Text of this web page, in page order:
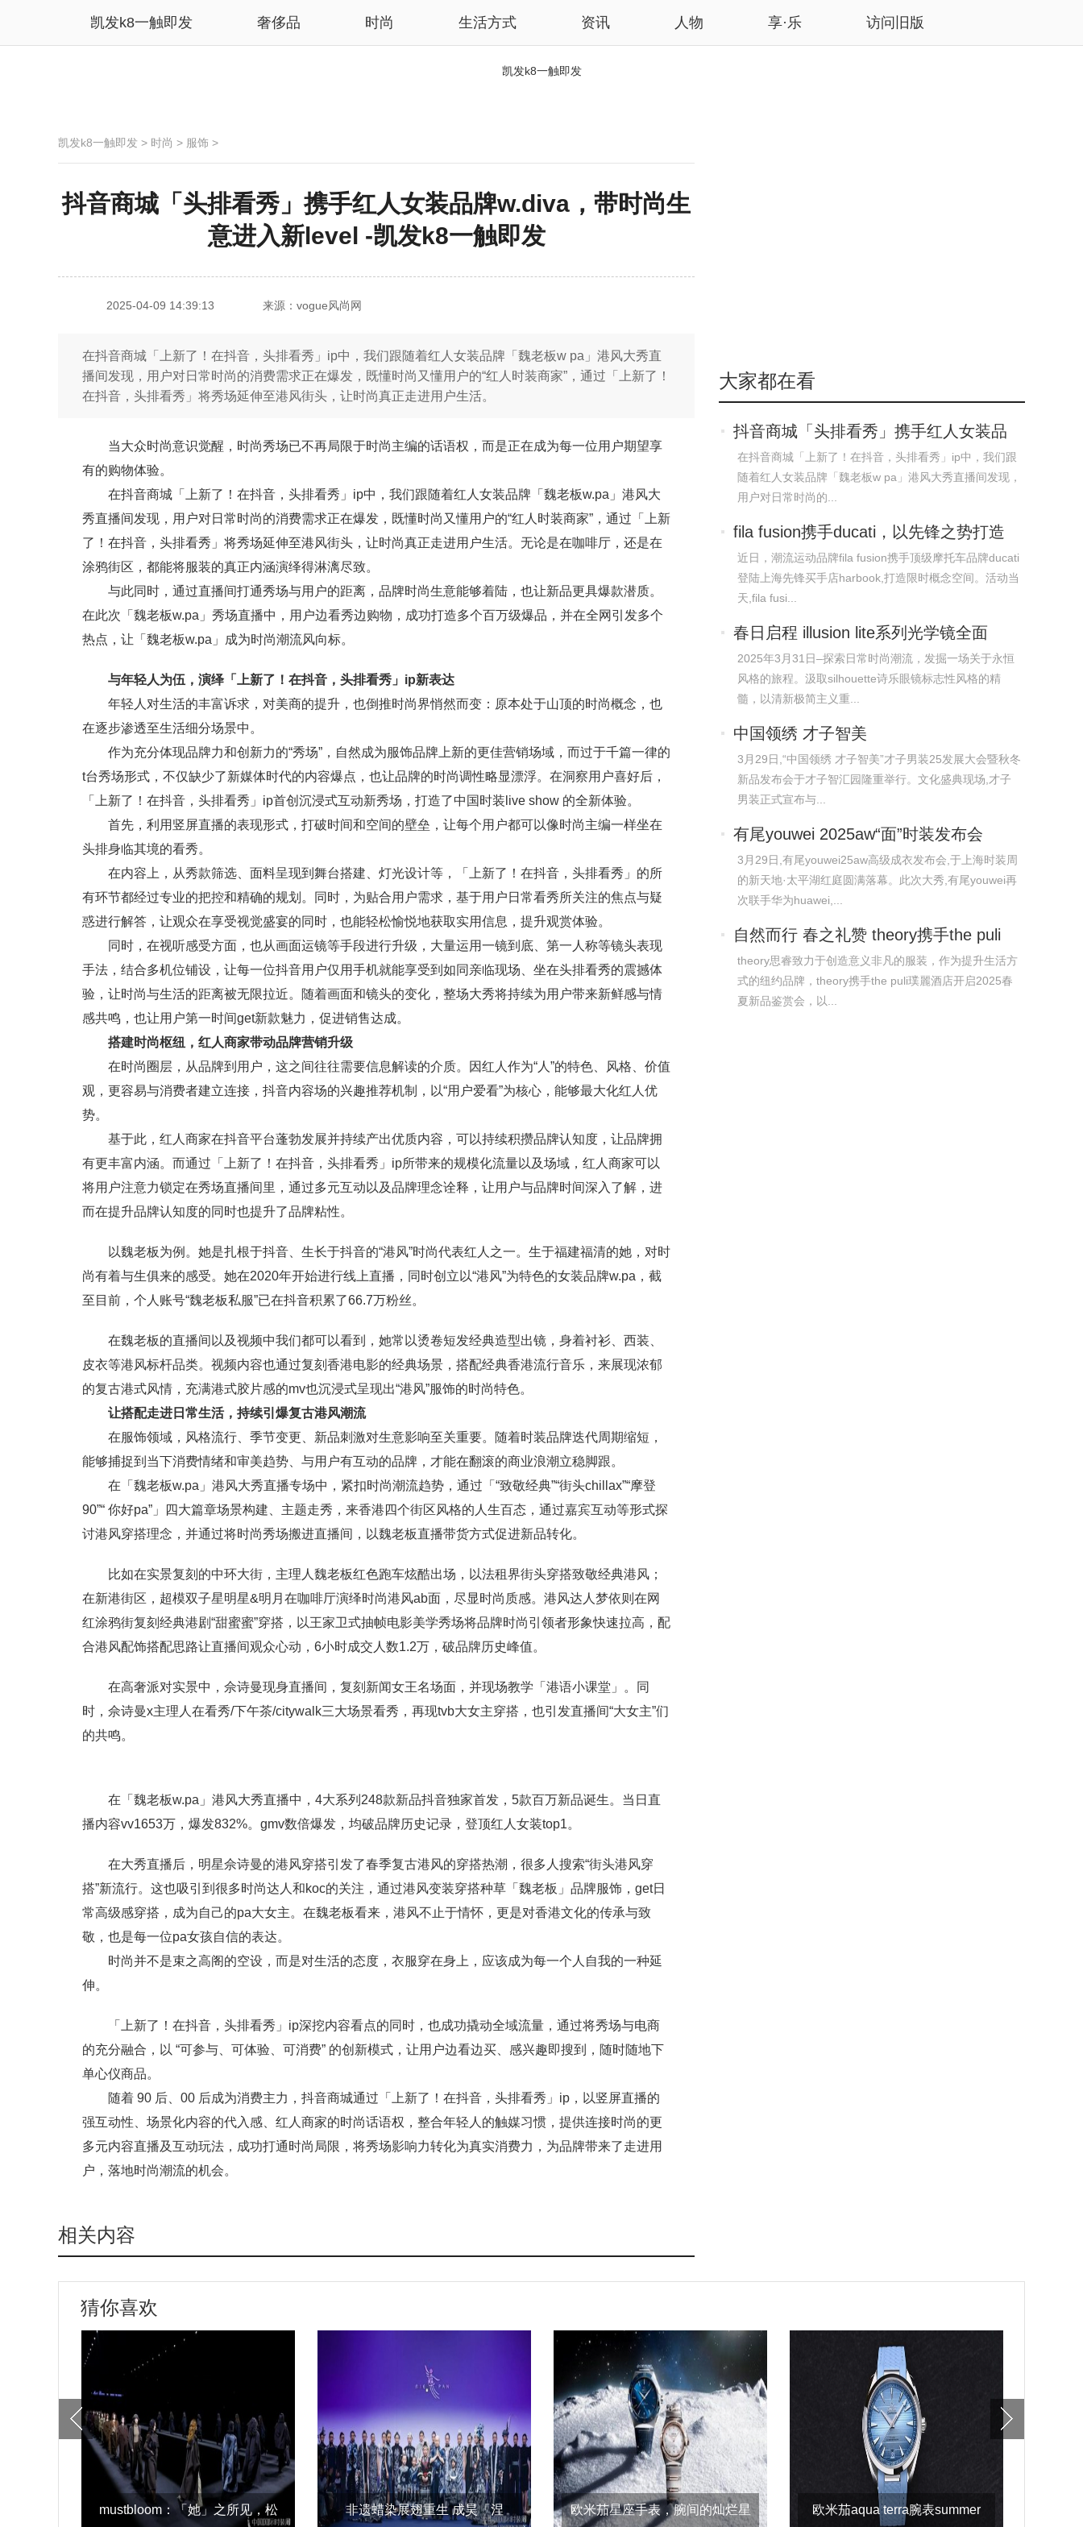
凯发k8一触即发 奢侈品 时尚 生活方式 资讯 人物 享·乐 访问旧版
凯发k8一触即发
凯发k8一触即发 > 时尚 > 服饰 >
抖音商城「头排看秀」携手红人女装品牌w.diva，带时尚生
意进入新level -凯发k8一触即发
2025-04-09 14:39:13 来源：vogue风尚网
在抖音商城「上新了！在抖音，头排看秀」ip中，我们跟随着红人女装品牌「魏老板w pa」港风大秀直
播间发现，用户对日常时尚的消费需求正在爆发，既懂时尚又懂用户的“红人时装商家”，通过「上新了！
在抖音，头排看秀」将秀场延伸至港风街头，让时尚真正走进用户生活。
当大众时尚意识觉醒，时尚秀场已不再局限于时尚主编的话语权，而是正在成为每一位用户期望享
有的购物体验。
在抖音商城「上新了！在抖音，头排看秀」ip中，我们跟随着红人女装品牌「魏老板w.pa」港风大
秀直播间发现，用户对日常时尚的消费需求正在爆发，既懂时尚又懂用户的“红人时装商家”，通过「上新
了！在抖音，头排看秀」将秀场延伸至港风街头，让时尚真正走进用户生活。无论是在咖啡厅，还是在
涂鸦街区，都能将服装的真正内涵演绎得淋漓尽致。
与此同时，通过直播间打通秀场与用户的距离，品牌时尚生意能够着陆，也让新品更具爆款潜质。
在此次「魏老板w.pa」秀场直播中，用户边看秀边购物，成功打造多个百万级爆品，并在全网引发多个
热点，让「魏老板w.pa」成为时尚潮流风向标。
与年轻人为伍，演绎「上新了！在抖音，头排看秀」ip新表达
年轻人对生活的丰富诉求，对美商的提升，也倒推时尚界悄然而变：原本处于山顶的时尚概念，也
在逐步渗透至生活细分场景中。
作为充分体现品牌力和创新力的“秀场”，自然成为服饰品牌上新的更佳营销场域，而过于千篇一律的
t台秀场形式，不仅缺少了新媒体时代的内容爆点，也让品牌的时尚调性略显漂浮。在洞察用户喜好后，
「上新了！在抖音，头排看秀」ip首创沉浸式互动新秀场，打造了中国时装live show 的全新体验。
首先，利用竖屏直播的表现形式，打破时间和空间的壁垒，让每个用户都可以像时尚主编一样坐在
头排身临其境的看秀。
在内容上，从秀款筛选、面料呈现到舞台搭建、灯光设计等，「上新了！在抖音，头排看秀」的所
有环节都经过专业的把控和精确的规划。同时，为贴合用户需求，基于用户日常看秀所关注的焦点与疑
惑进行解答，让观众在享受视觉盛宴的同时，也能轻松愉悦地获取实用信息，提升观赏体验。
同时，在视听感受方面，也从画面运镜等手段进行升级，大量运用一镜到底、第一人称等镜头表现
手法，结合多机位铺设，让每一位抖音用户仅用手机就能享受到如同亲临现场、坐在头排看秀的震撼体
验，让时尚与生活的距离被无限拉近。随着画面和镜头的变化，整场大秀将持续为用户带来新鲜感与情
感共鸣，也让用户第一时间get新款魅力，促进销售达成。
搭建时尚枢纽，红人商家带动品牌营销升级
在时尚圈层，从品牌到用户，这之间往往需要信息解读的介质。因红人作为“人”的特色、风格、价值
观，更容易与消费者建立连接，抖音内容场的兴趣推荐机制，以“用户爱看”为核心，能够最大化红人优
势。
基于此，红人商家在抖音平台蓬勃发展并持续产出优质内容，可以持续积攒品牌认知度，让品牌拥
有更丰富内涵。而通过「上新了！在抖音，头排看秀」ip所带来的规模化流量以及场域，红人商家可以
将用户注意力锁定在秀场直播间里，通过多元互动以及品牌理念诠释，让用户与品牌时间深入了解，进
而在提升品牌认知度的同时也提升了品牌粘性。
以魏老板为例。她是扎根于抖音、生长于抖音的“港风”时尚代表红人之一。生于福建福清的她，对时
尚有着与生俱来的感受。她在2020年开始进行线上直播，同时创立以“港风”为特色的女装品牌w.pa，截
至目前，个人账号“魏老板私服”已在抖音积累了66.7万粉丝。
在魏老板的直播间以及视频中我们都可以看到，她常以烫卷短发经典造型出镜，身着衬衫、西装、
皮衣等港风标杆品类。视频内容也通过复刻香港电影的经典场景，搭配经典香港流行音乐，来展现浓郁
的复古港式风情，充满港式胶片感的mv也沉浸式呈现出“港风”服饰的时尚特色。
让搭配走进日常生活，持续引爆复古港风潮流
在服饰领域，风格流行、季节变更、新品刺激对生意影响至关重要。随着时装品牌迭代周期缩短，
能够捕捉到当下消费情绪和审美趋势、与用户有互动的品牌，才能在翻滚的商业浪潮立稳脚跟。
在「魏老板w.pa」港风大秀直播专场中，紧扣时尚潮流趋势，通过「“致敬经典”“街头chillax”“摩登
90”“ 你好pa”」四大篇章场景构建、主题走秀，来香港四个街区风格的人生百态，通过嘉宾互动等形式探
讨港风穿搭理念，并通过将时尚秀场搬进直播间，以魏老板直播带货方式促进新品转化。
比如在实景复刻的中环大街，主理人魏老板红色跑车炫酷出场，以法租界街头穿搭致敬经典港风；
在新港街区，超模双子星明星&明月在咖啡厅演绎时尚港风ab面，尽显时尚质感。港风达人梦依则在网
红涂鸦街复刻经典港剧“甜蜜蜜”穿搭，以王家卫式抽帧电影美学秀场将品牌时尚引领者形象快速拉高，配
合港风配饰搭配思路让直播间观众心动，6小时成交人数1.2万，破品牌历史峰值。
在高奢派对实景中，佘诗曼现身直播间，复刻新闻女王名场面，并现场教学「港语小课堂」。同
时，佘诗曼x主理人在看秀/下午茶/citywalk三大场景看秀，再现tvb大女主穿搭，也引发直播间“大女主”们
的共鸣。
在「魏老板w.pa」港风大秀直播中，4大系列248款新品抖音独家首发，5款百万新品诞生。当日直
播内容vv1653万，爆发832%。gmv数倍爆发，均破品牌历史记录，登顶红人女装top1。
在大秀直播后，明星佘诗曼的港风穿搭引发了春季复古港风的穿搭热潮，很多人搜索“街头港风穿
搭”新流行。这也吸引到很多时尚达人和koc的关注，通过港风变装穿搭种草「魏老板」品牌服饰，get日
常高级感穿搭，成为自己的pa大女主。在魏老板看来，港风不止于情怀，更是对香港文化的传承与致
敬，也是每一位pa女孩自信的表达。
时尚并不是束之高阁的空设，而是对生活的态度，衣服穿在身上，应该成为每一个人自我的一种延
伸。
「上新了！在抖音，头排看秀」ip深挖内容看点的同时，也成功撬动全域流量，通过将秀场与电商
的充分融合，以 “可参与、可体验、可消费” 的创新模式，让用户边看边买、感兴趣即搜到，随时随地下
单心仪商品。
随着 90 后、00 后成为消费主力，抖音商城通过「上新了！在抖音，头排看秀」ip，以竖屏直播的
强互动性、场景化内容的代入感、红人商家的时尚话语权，整合年轻人的触媒习惯，提供连接时尚的更
多元内容直播及互动玩法，成功打通时尚局限，将秀场影响力转化为真实消费力，为品牌带来了走进用
户，落地时尚潮流的机会。
大家都在看
抖音商城「头排看秀」携手红人女装品
牌w.di
在抖音商城「上新了！在抖音，头排看秀」ip中，我们跟
随着红人女装品牌「魏老板w pa」港风大秀直播间发现，
用户对日常时尚的...
fila fusion携手ducati，以先锋之势打造
概
近日，潮流运动品牌fila fusion携手顶级摩托车品牌ducati
登陆上海先锋买手店harbook,打造限时概念空间。活动当
天,fila fusi...
春日启程 illusion lite系列光学镜全面
2025年3月31日–探索日常时尚潮流，发掘一场关于永恒
风格的旅程。汲取silhouette诗乐眼镜标志性风格的精
髓，以清新极简主义重...
中国领绣 才子智美
3月29日,“中国领绣 才子智美”才子男装25发展大会暨秋冬
新品发布会于才子智汇园隆重举行。文化盛典现场,才子
男装正式宣布与...
有尾youwei 2025aw“面”时装发布会
3月29日,有尾youwei25aw高级成衣发布会,于上海时装周
的新天地·太平湖红庭圆满落幕。此次大秀,有尾youwei再
次联手华为huawei,...
自然而行 春之礼赞 theory携手the puli
theory思睿致力于创造意义非凡的服装，作为提升生活方
式的纽约品牌，theory携手the puli璞麗酒店开启2025春
夏新品鉴赏会，以...
相关内容
猜你喜欢
mustbloom：「她」之所见，松 非遗蜡染展翅重生 成昊「涅 欧米茄星座手表，腕间的灿烂星 欧米茄aqua terra腕表summer